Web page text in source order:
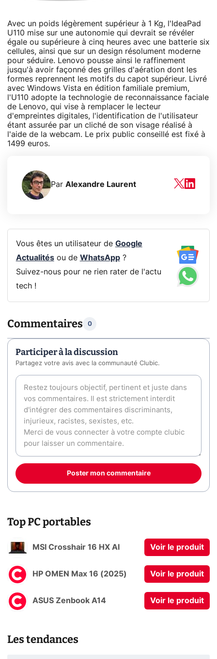
Avec un poids légèrement supérieur à 1 Kg, l'IdeaPad
U110 mise sur une autonomie qui devrait se révéler
égale ou supérieure à cinq heures avec une batterie six
cellules, ainsi que sur un design résolument moderne
pour séduire. Lenovo pousse ainsi le raffinement
jusqu'à avoir façonné des grilles d'aération dont les
formes reprennent les motifs du capot supérieur. Livré
avec Windows Vista en édition familiale premium,
l'U110 adopte la technologie de reconnaissance faciale
de Lenovo, qui vise à remplacer le lecteur
d'empreintes digitales, l'identification de l'utilisateur
étant assurée par un cliché de son visage réalisé à
l'aide de la webcam. Le prix public conseillé est fixé à
1499 euros.
Par Alexandre Laurent
Vous êtes un utilisateur de Google
Actualitésou de WhatsApp?
Suivez-nous pour ne rien rater de l'actu
tech !
Commentaires 0
Participer à la discussion
Partagez votre avis avec la communauté Clubic.
Poster mon commentaire
Top PC portables
MSI Crosshair 16 HX AI Voir le produit
HP OMEN Max 16 (2025) Voir le produit
ASUS Zenbook A14 Voir le produit
Les tendances